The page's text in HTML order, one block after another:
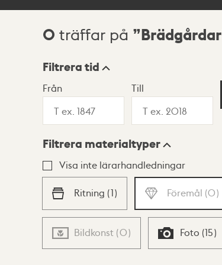
Sökresultat
0 träffar på Brädgårdar
Visningsläge
Lista Karta
Filtrera tid
Från Till
Filtrera materialtyper
Visa inte lärarhandledningar
Ritning (1) Föremål (0)
Bildkonst (0) Foto (15)